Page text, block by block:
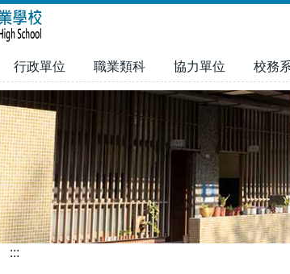
行政單位 職業類科 協力單位 校務
:::